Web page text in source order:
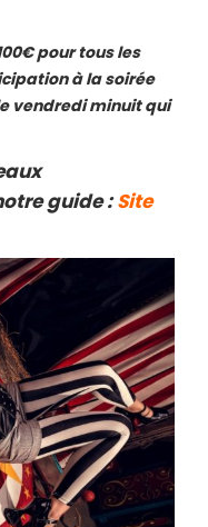
pour tous les
à la soirée
vendredi minuit qui
guide :Site